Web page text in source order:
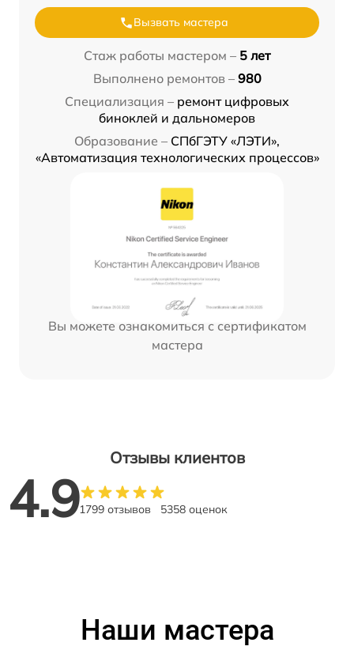
Вызвать мастера
Стаж работы мастером – 5 лет
Выполнено ремонтов – 980
Специализация – ремонт цифровых
биноклей и дальномеров
Образование – СПбГЭТУ «ЛЭТИ»,
«Автоматизация технологических процессов»
Вы можете ознакомиться с сертификатом
мастера
Отзывы клиентов
4.91799 отзывов 5358 оценок
Наши мастера